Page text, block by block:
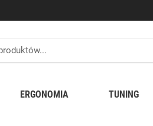
ERGONOMIA TUNING